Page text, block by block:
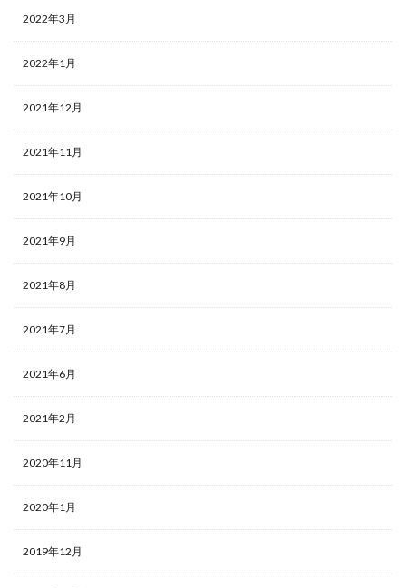
2022年3月
2022年1月
2021年12月
2021年11月
2021年10月
2021年9月
2021年8月
2021年7月
2021年6月
2021年2月
2020年11月
2020年1月
2019年12月